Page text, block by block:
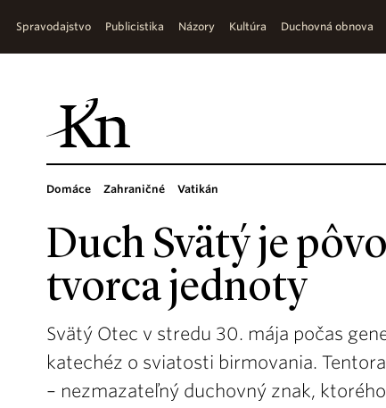
Spravodajstvo Publicistika Názory Kultúra Duchovná obnova
Domáce Zahraničné Vatikán
Duch Svätý je
tvorca jednoty
Svätý Otec v stredu 30. mája počas
katechéz o sviatosti birmovania.
– nezmazateľný duchovný znak,